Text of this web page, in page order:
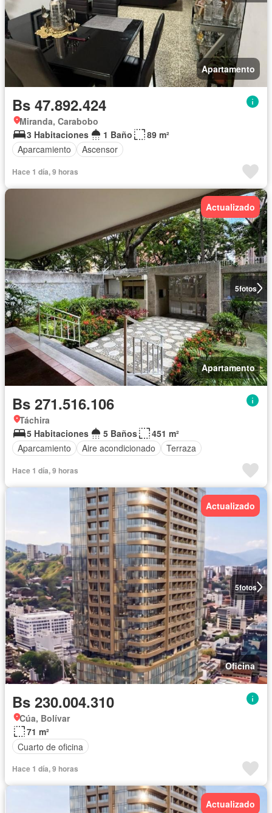
Apartamento
Bs 47.892.424
Miranda, Carabobo
3 Habitaciones
1 Baño
89 m²
Aparcamiento
Ascensor
Hace 1 día, 9 horas
5fotos
Actualizado
Apartamento
Bs 271.516.106
Táchira
5 Habitaciones
5 Baños
451 m²
Aparcamiento
Aire acondicionado Terraza
Hace 1 día, 9 horas
5fotos
Actualizado
Oficina
Bs 230.004.310
Cúa, Bolívar
71 m²
Cuarto de oficina
Hace 1 día, 9 horas
Actualizado